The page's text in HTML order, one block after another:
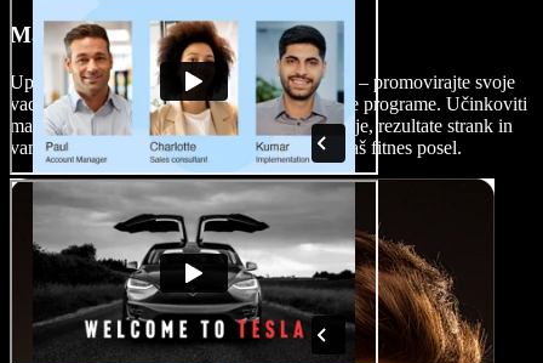
Marketinški videi
Uporabite fitnes videe v marketinške namene – promovirajte svoje
vadbene tečaje, osebno trenerstvo ali vadbene programe. Učinkoviti
marketinški videi lahko izpostavijo vaše znanje, rezultate strank in
vam pomagajo pridobiti nove naročnike za vaš fitnes posel.